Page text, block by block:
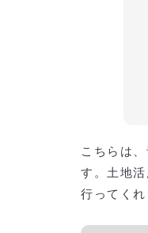
こちらは
す。土地
行ってくれ